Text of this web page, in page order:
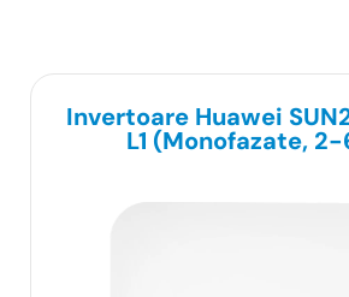
Invertoare Huawei
L1 (Monofazate,